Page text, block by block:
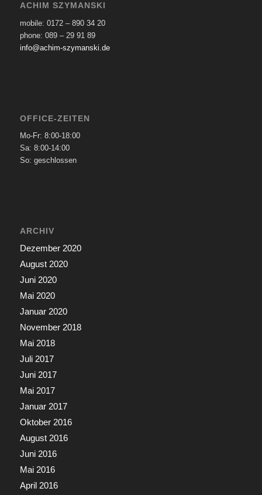
ACHIM SZYMANSKI
mobile: 0172 – 890 34 20
phone: 089 – 29 91 89
info@achim-szymanski.de
OFFICE-ZEITEN
Mo-Fr: 8:00-18:00
Sa: 8:00-14:00
So: geschlossen
ARCHIV
Dezember 2020
August 2020
Juni 2020
Mai 2020
Januar 2020
November 2018
Mai 2018
Juli 2017
Juni 2017
Mai 2017
Januar 2017
Oktober 2016
August 2016
Juni 2016
Mai 2016
April 2016